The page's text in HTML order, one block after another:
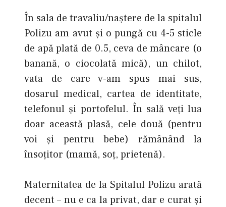
În sala de travaliu/naştere de la spitalul
Polizu am avut şi o pungă cu 4-5 sticle
de apă plată de 0.5, ceva de mâncare (o
banană, o ciocolată mică), un chilot,
vata de care v-am spus mai sus,
dosarul medical, cartea de identitate,
telefonul şi portofelul. În sală veţi lua
doar această plasă, cele două (pentru
voi şi pentru bebe) rămânând la
însoţitor (mamă, soţ, prietenă).
Maternitatea de la Spitalul Polizu arată
decent – nu e ca la privat, dar e curat şi